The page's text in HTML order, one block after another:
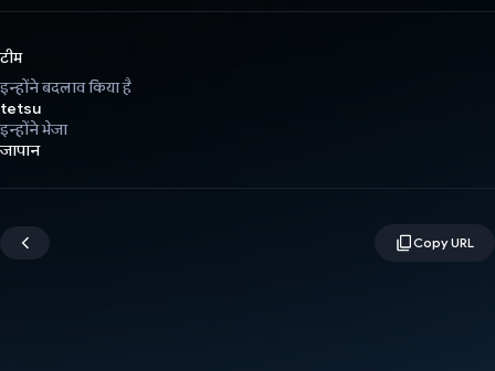
टीम
इन्होंने बदलाव किया है
tetsu
इन्होंने भेजा
जापान